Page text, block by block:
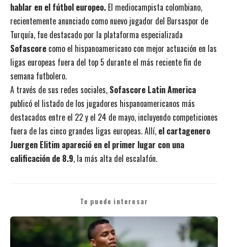
hablar en el fútbol europeo. El mediocampista colombiano,
recientemente anunciado como nuevo jugador del Bursaspor de
Turquía, fue destacado por la plataforma especializada
Sofascore como el hispanoamericano con mejor actuación en las
ligas europeas fuera del top 5 durante el más reciente fin de
semana futbolero.
A través de sus redes sociales, Sofascore Latin America
publicó el listado de los jugadores hispanoamericanos más
destacados entre el 22 y el 24 de mayo, incluyendo competiciones
fuera de las cinco grandes ligas europeas. Allí, el cartagenero
Juergen Elitim apareció en el primer lugar con una
calificación de 8.9, la más alta del escalafón.
Te puede interesar